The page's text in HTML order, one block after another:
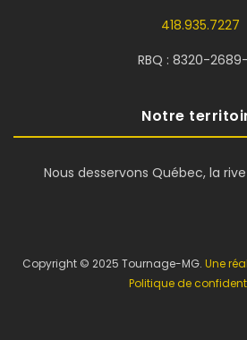
418.935.7227
RBQ : 8320-
Notre
Nous desservons Québec, la
Copyright © 2025 Tournage-MG. Une
Politique de